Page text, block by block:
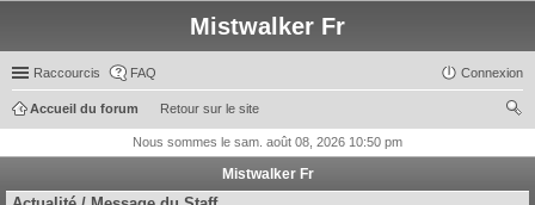
Mistwalker Fr
Raccourcis FAQ Connexion
Retour sur le site
Accueil du forum
ch
Nous sommes le sam. août 08, 2026 10:50 pm
Mistwalker Fr